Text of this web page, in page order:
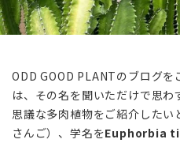
ODD GOOD PLANTのブログ
は、その名を聞いただけで思
思議な多肉植物をご紹介した
さんご）、学名をEuphorbia